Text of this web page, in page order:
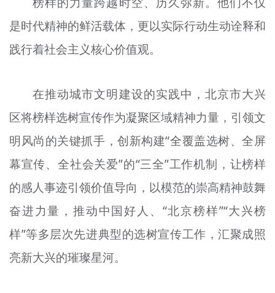
是时代精神的鲜活载体，更以实际行动生动诠释和
践行着社会主义核心价值观。
在推动城市文明建设的实践中，北京市大兴
区将榜样选树宣传作为凝聚区域精神力量，引领文
明风尚的关键抓手，创新构建“全覆盖选树、全屏
幕宣传、全社会关爱”的“三全”工作机制，让榜样
的感人事迹引领价值导向，以模范的崇高精神鼓舞
奋进力量，推动中国好人、“北京榜样”“大兴榜
样”等多层次先进典型的选树宣传工作，汇聚成照
亮新大兴的璀璨星河。